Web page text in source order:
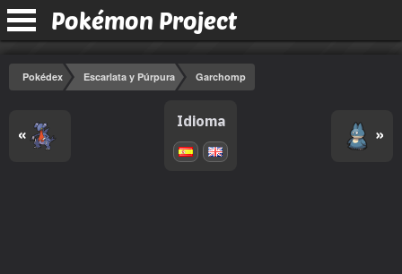
Pokémon Project
Pokédex Escarlata y Púrpura Garchomp
«
Idioma
»